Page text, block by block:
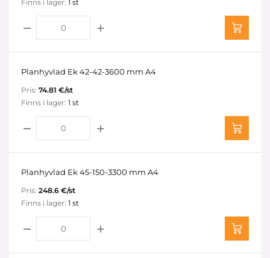
Finns i lager: 1 st
Planhyvlad Ek 42-42-3600 mm A4
Pris: 74.81 €/st
Finns i lager: 1 st
Planhyvlad Ek 45-150-3300 mm A4
Pris: 248.6 €/st
Finns i lager: 1 st